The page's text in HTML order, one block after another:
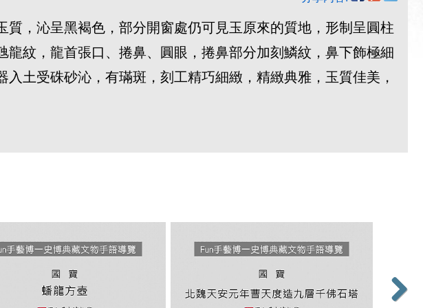
，沁呈黑褐色，部分開窗處仍可見玉原來的質地，形制呈圓柱
紋，龍首張口、捲鼻、圓眼，捲鼻部分加刻鱗紋，鼻下飾極細
土受硃砂沁，有璊斑，刻工精巧細緻，精緻典雅，玉質佳美，